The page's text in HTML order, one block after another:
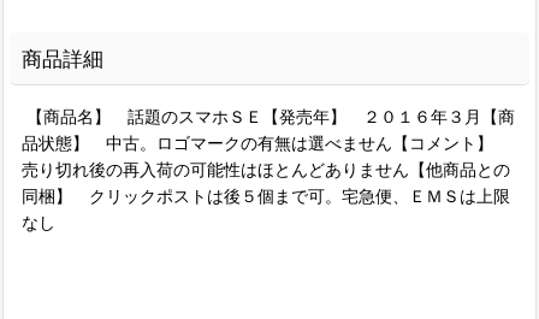
商品詳細
【商品名】 話題のスマホＳＥ【発売年】 ２０１６年３月【商
品状態】 中古。ロゴマークの有無は選べません【コメント】
売り切れ後の再入荷の可能性はほとんどありません【他商品との
同梱】 クリックポストは後５個まで可。宅急便、ＥＭＳは上限
なし